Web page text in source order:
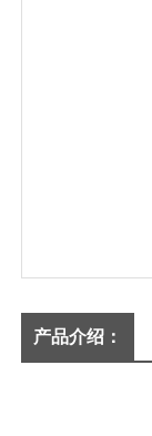
产品介绍：